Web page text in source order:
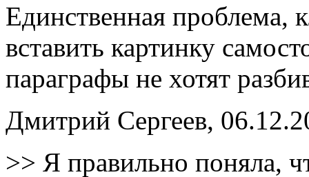
Единственная проблема,
вставить картинку
параграфы не хотят
Дмитрий Сергеев,
>> Я правильно поняла,